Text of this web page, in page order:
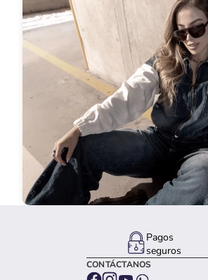
Pagos
seguros
CONTÁCTANOS